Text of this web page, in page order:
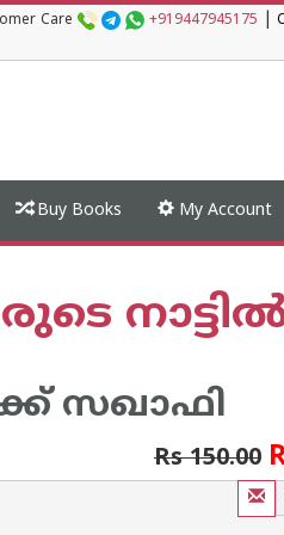
Care +919447945175
Buy Books My Account
സഖാഫി
Rs 150.00